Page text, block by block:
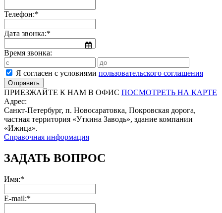
Телефон:*
Дата звонка:*
Время звонка:
Я согласен с условиями пользовательского соглашения
ПРИЕЗЖАЙТЕ К НАМ В ОФИС ПОСМОТРЕТЬ НА КАРТЕ
Адрес:
Санкт-Петербург, п. Новосаратовка, Покровская дорога,
частная территория «Уткина Заводь», здание компании
«Ижица».
Справочная информация
ЗАДАТЬ ВОПРОС
Имя:*
E-mail:*